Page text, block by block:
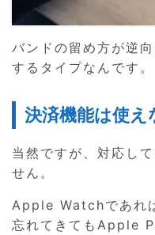
バンドの留め方が逆
するタイプなんです。
決済機能は使え
当然ですが、対応し
せん。
Apple Watchであれ
忘れてきてもApple